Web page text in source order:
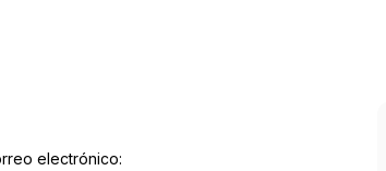
electrónico: